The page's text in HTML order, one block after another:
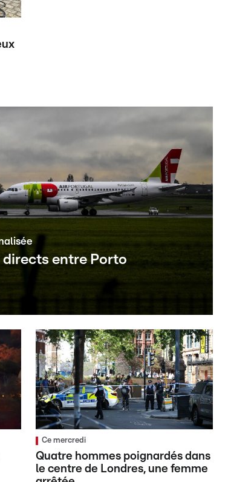
directs entre Porto
Ce mercredi
Quatre hommes poignardés dans
le centre de Londres, une femme